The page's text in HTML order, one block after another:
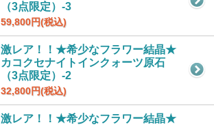
（3点限定）-3
59,800円(税込)
激レア！！★希少なフラワー結晶★
カコクセナイトインクォーツ原石
（3点限定）-2
32,800円(税込)
激レア！！★希少なフラワー結晶★